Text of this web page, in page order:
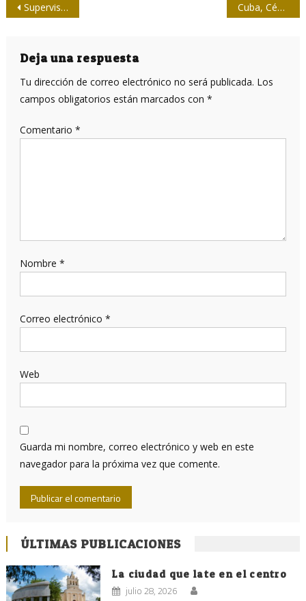
Navegación
entradas
Supervisa Raúl en Baracoa tareas de la recuperación tras huracán Cuba, Céspedes y el 10 de Octubre
Deja una respuesta
Tu dirección de correo electrónico no será publicada. Los
campos obligatorios están marcados con *
Comentario *
Nombre *
Correo electrónico *
Web
Guarda mi nombre, correo electrónico y web en este
navegador para la próxima vez que comente.
ÚLTIMAS PUBLICACIONES
La ciudad que late en el centro
julio 28, 2026